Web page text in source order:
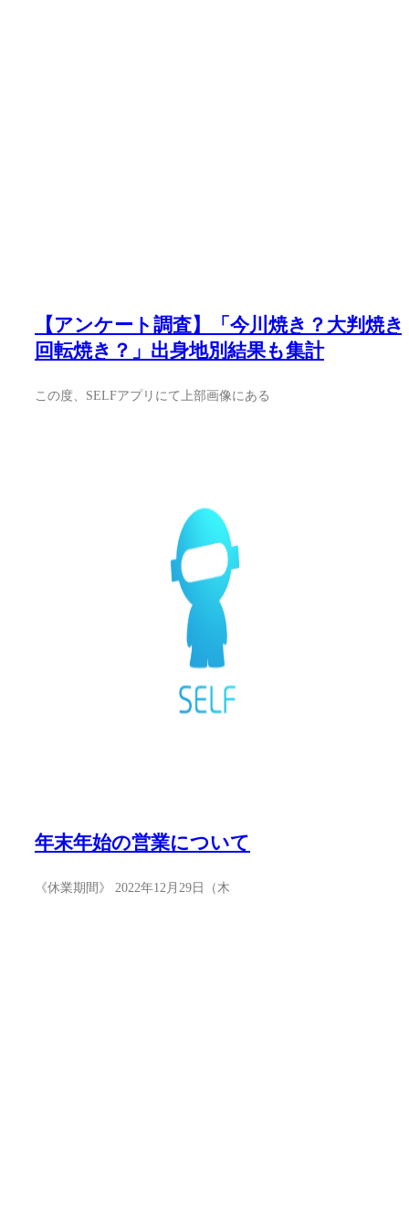
【アンケート調査】「今川焼き？大判焼き
回転焼き？」出身地別結果も集計
この度、SELFアプリにて上部画像にある
年末年始の営業について
《休業期間》 2022年12月29日（木